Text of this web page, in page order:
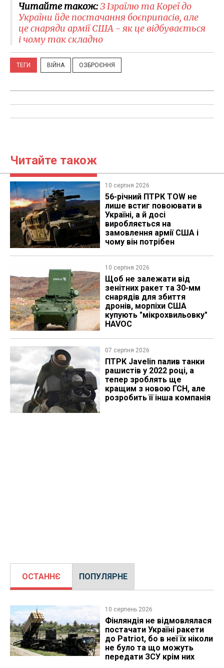
Читайте також:З Ізраїлю та Кореї до
України йде постачання боєприпасів, але
це снаряди армії США - як це відбувається
і чому так складно
ТЕГИ ВІЙНА ОЗБРОЄННЯ
Читайте також
10 серпня 2026
56-річний ПТРК TOW не
лише встиг повоювати в
Україні, а й досі
виробляється на
замовлення армії США і
чому він потрібен
10 серпня 2026
Щоб не залежати від
зенітних ракет та 30-мм
снарядів для збиття
дронів, морпіхи США
купують "мікрохвильовку"
HAVOC
07 серпня 2026
ПТРК Javelin палив танки
рашистів у 2022 році, а
тепер зроблять ще
кращим з новою ГСН, але
розробить її інша компанія
ОСТАННЄ ПОПУЛЯРНЕ
10 серпень 2026
Фінляндія не відмовлялася
постачати Україні ракети
до Patriot, бо в неї їх ніколи
не було та що можуть
передати ЗСУ крім них